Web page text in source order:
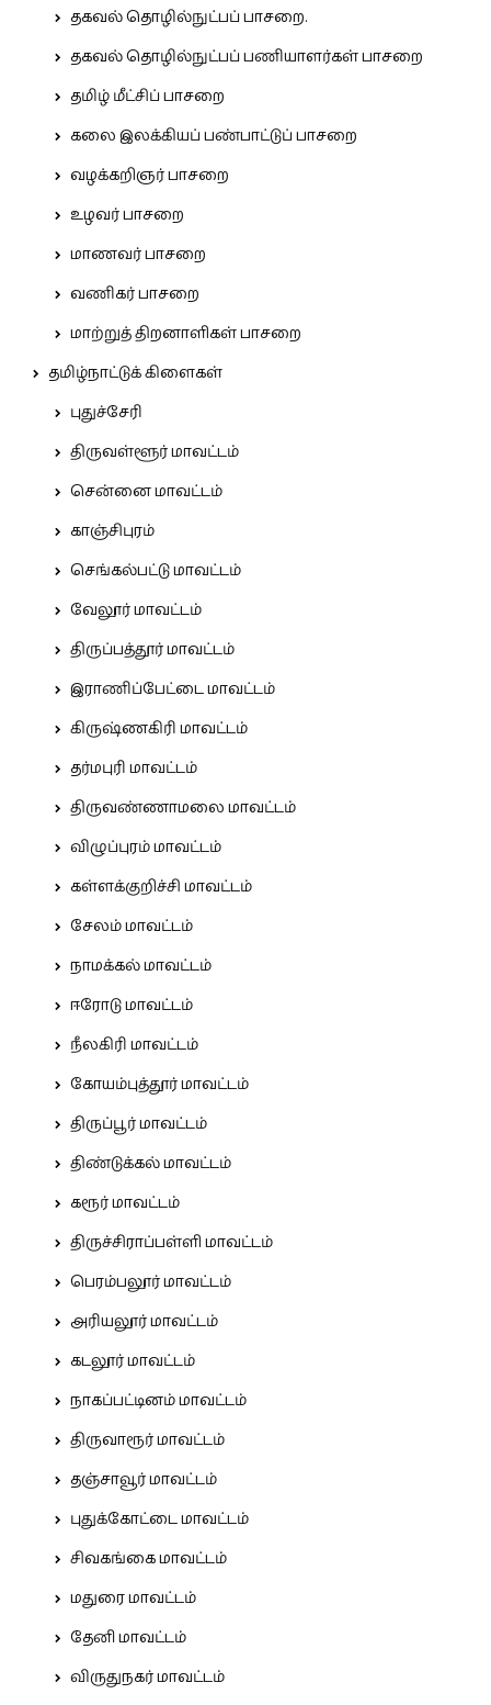
தகவல் தொழில்நுட்பப் பாசறை.
தகவல் தொழில்நுட்பப் பணியாளர்கள் பாசறை
தமிழ் மீட்சிப் பாசறை
கலை இலக்கியப் பண்பாட்டுப் பாசறை
வழக்கறிஞர் பாசறை
உழவர் பாசறை
மாணவர் பாசறை
வணிகர் பாசறை
மாற்றுத் திறனாளிகள் பாசறை
தமிழ்நாட்டுக் கிளைகள்
புதுச்சேரி
திருவள்ளூர் மாவட்டம்
சென்னை மாவட்டம்
காஞ்சிபுரம்
செங்கல்பட்டு மாவட்டம்
வேலூர் மாவட்டம்
திருப்பத்தூர் மாவட்டம்
இராணிப்பேட்டை மாவட்டம்
கிருஷ்ணகிரி மாவட்டம்
தர்மபுரி மாவட்டம்
திருவண்ணாமலை மாவட்டம்
விழுப்புரம் மாவட்டம்
கள்ளக்குறிச்சி மாவட்டம்
சேலம் மாவட்டம்
நாமக்கல் மாவட்டம்
ஈரோடு மாவட்டம்
நீலகிரி மாவட்டம்
கோயம்புத்தூர் மாவட்டம்
திருப்பூர் மாவட்டம்
திண்டுக்கல் மாவட்டம்
கரூர் மாவட்டம்
திருச்சிராப்பள்ளி மாவட்டம்
பெரம்பலூர் மாவட்டம்
அரியலூர் மாவட்டம்
கடலூர் மாவட்டம்
நாகப்பட்டினம் மாவட்டம்
திருவாரூர் மாவட்டம்
தஞ்சாவூர் மாவட்டம்
புதுக்கோட்டை மாவட்டம்
சிவகங்கை மாவட்டம்
மதுரை மாவட்டம்
தேனி மாவட்டம்
விருதுநகர் மாவட்டம்